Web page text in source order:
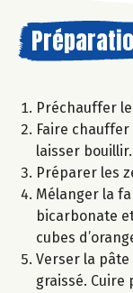
Préchauffer
Faire
laisser bouillir.
Préparer les
Mélanger la
bicarbonate
cubes
Verser la
graissé. Cuire